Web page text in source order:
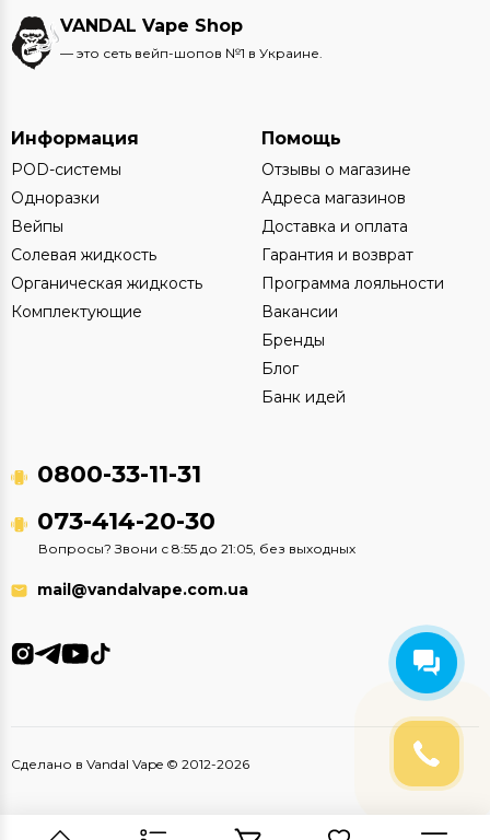
VANDAL Vape Shop
— это сеть вейп-шопов №1 в Украине.
Информация
POD-системы
Одноразки
Вейпы
Солевая жидкость
Органическая жидкость
Комплектующие
Помощь
Отзывы о магазине
Адреса магазинов
Доставка и оплата
Гарантия и возврат
Программа лояльности
Вакансии
Бренды
Блог
Банк идей
0800-33-11-31
073-414-20-30
Вопросы? Звони с 8:55 до 21:05, без выходных
mail@vandalvape.com.ua
Сделано в Vandal Vape © 2012-2026